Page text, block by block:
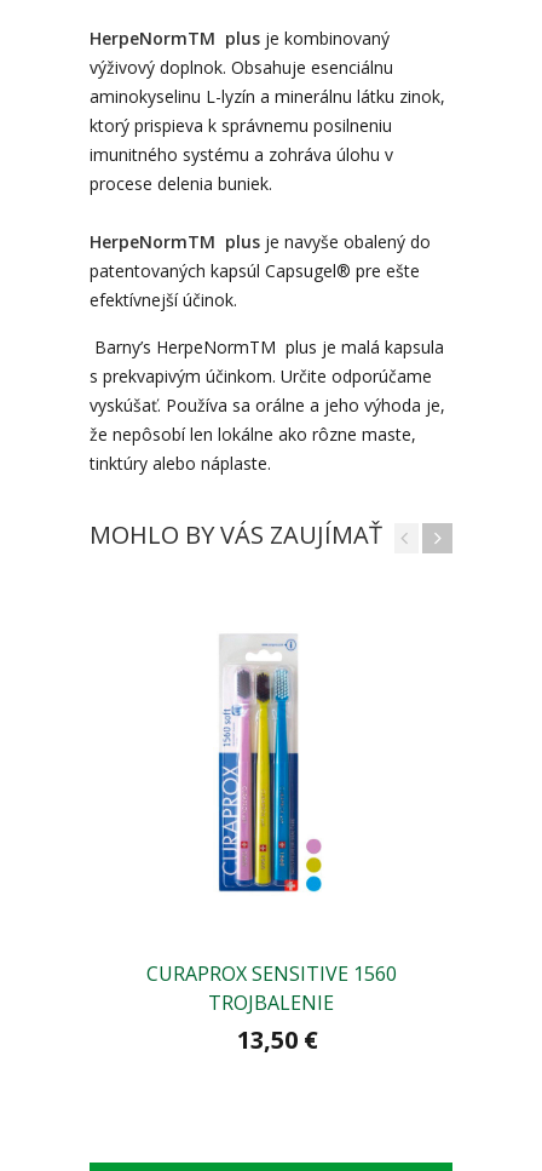
HerpeNormTM plus je kombinovaný
výživový doplnok. Obsahuje esenciálnu
aminokyselinu L-lyzín a minerálnu látku zinok,
ktorý prispieva k správnemu posilneniu
imunitného systému a zohráva úlohu v
procese delenia buniek.
HerpeNormTM plus je navyše obalený do
patentovaných kapsúl Capsugel® pre ešte
efektívnejší účinok.
Barny’s HerpeNormTM plus je malá kapsula
s prekvapivým účinkom. Určite odporúčame
vyskúšať. Používa sa orálne a jeho výhoda je,
že nepôsobí len lokálne ako rôzne maste,
tinktúry alebo náplaste.
MOHLO BY VÁS ZAUJÍMAŤ
CURAPROX SENSITIVE 1560
TROJBALENIE
13,50 €